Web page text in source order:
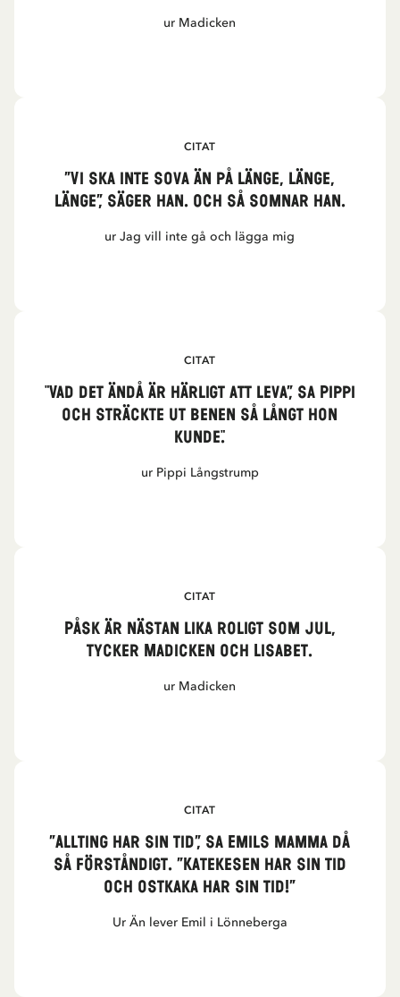
ur Madicken
CITAT
”Vi ska inte sova än på länge, länge,
länge”, säger han. Och så somnar han.
ur Jag vill inte gå och lägga mig
CITAT
"Vad det ändå är härligt att leva”, sa Pippi
och sträckte ut benen så långt hon
kunde."
ur Pippi Långstrump
CITAT
Påsk är nästan lika roligt som jul,
tycker Madicken och Lisabet.
ur Madicken
CITAT
”Allting har sin tid”, sa Emils mamma då
så förståndigt. ”Katekesen har sin tid
och ostkaka har sin tid!”
Ur Än lever Emil i Lönneberga